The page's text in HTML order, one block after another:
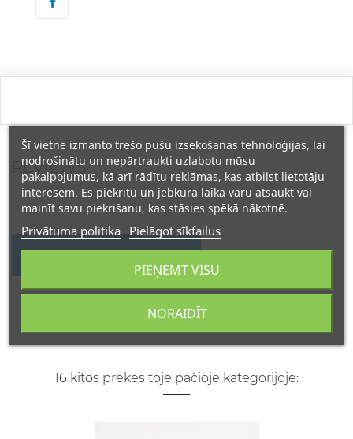
REVIEWS
WRITE YOUR REVIEW
16 kitos prekės toje pačioje kategorijoje:
Šī vietne izmanto trešo pušu izsekošanas tehnoloģijas, lai
nodrošinātu un nepārtraukti uzlabotu mūsu
pakalpojumus, kā arī rādītu reklāmas, kas atbilst lietotāju
interesēm. Es piekrītu un jebkurā laikā varu atsaukt vai
mainīt savu piekrišanu, kas stāsies spēkā nākotnē.
Privātuma politika Pielāgot sīkfailus
NORAIDĪT
PIEŅEMT VISU